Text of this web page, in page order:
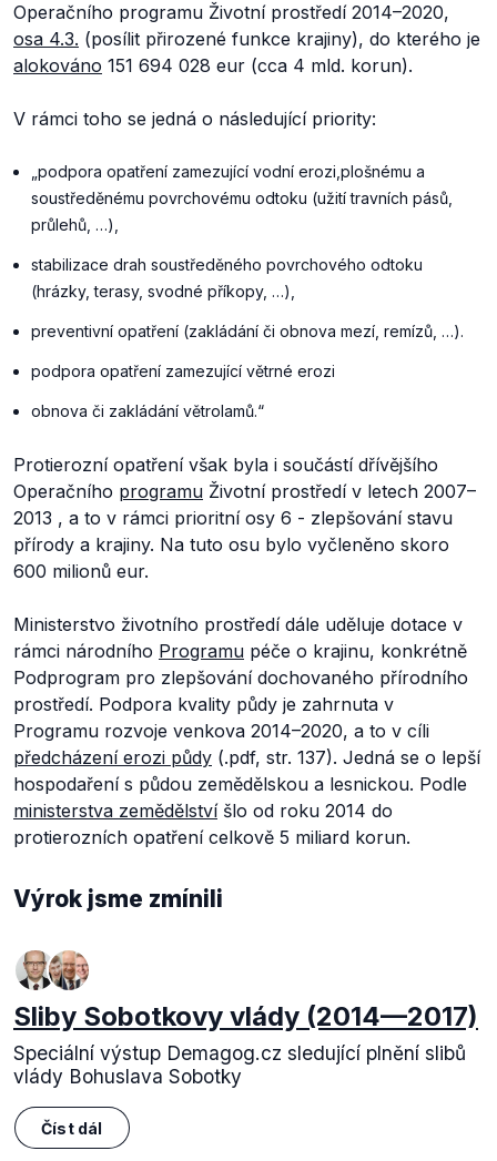
Operačního programu Životní prostředí 2014–2020,
osa 4.3. (posílit přirozené funkce krajiny), do kterého je
alokováno 151 694 028 eur (cca 4 mld. korun).
V rámci toho se jedná o následující priority:
podpora opatření zamezující vodní erozi, plošnému a
soustředěnému povrchovému odtoku (užití travních pásů,
průlehů, …),
stabilizace drah soustředěného povrchového odtoku
(hrázky, terasy, svodné příkopy, …),
preventivní opatření (zakládání či obnova mezí, remízů, …).
podpora opatření zamezující větrné erozi
obnova či zakládání větrolamů.“
Protierozní opatření však byla i součástí dřívějšího
Operačního programu Životní prostředí v letech 2007–
2013 , a to v rámci prioritní osy 6 - zlepšování stavu
přírody a krajiny. Na tuto osu bylo vyčleněno skoro
600 milionů eur.
Ministerstvo životního prostředí dále uděluje dotace v
rámci národního Programu péče o krajinu, konkrétně
Podprogram pro zlepšování dochovaného přírodního
prostředí. Podpora kvality půdy je zahrnuta v
Programu rozvoje venkova 2014–2020, a to v cíli
předcházení erozi půdy (.pdf, str. 137). Jedná se o lepší
hospodaření s půdou zemědělskou a lesnickou. Podle
ministerstva zemědělstvíšlo od roku 2014 do
protierozních opatření celkově 5 miliard korun.
Výrok jsme zmínili
Sliby Sobotkovy vlády (2014—2017)
Speciální výstup Demagog.cz sledující plnění slibů
vlády Bohuslava Sobotky
Číst dál